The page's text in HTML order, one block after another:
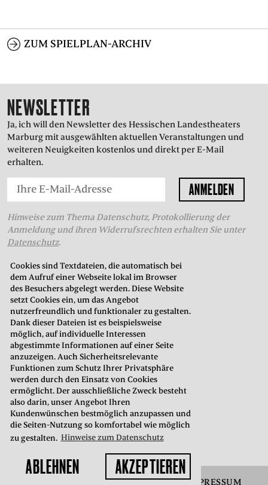
Cookies sind Textdateien, die automatisch bei
dem Aufruf einer Webseite lokal im Browser
des Besuchers abgelegt werden. Diese Website
setzt Cookies ein, um das Angebot
nutzerfreundlich und funktionaler zu gestalten.
Dank dieser Dateien ist es beispielsweise
möglich, auf individuelle Interessen
abgestimmte Informationen auf einer Seite
anzuzeigen. Auch Sicherheitsrelevante
Funktionen zum Schutz Ihrer Privatsphäre
werden durch den Einsatz von Cookies
ermöglicht. Der ausschließliche Zweck besteht
also darin, unser Angebot Ihren
Kundenwünschen bestmöglich anzupassen und
die Seiten-Nutzung so komfortabel wie möglich
zu gestalten. Hinweise zum Datenschutz
ABLEHNEN AKZEPTIEREN
ZUM SPIELPLAN-ARCHIV
NEWSLETTER
Ja, ich will den Newsletter des Hessischen Landestheaters
Marburg mit ausgewählten aktuellen Veranstaltungen und
weiteren Neuigkeiten kostenlos und direkt per E-Mail
erhalten.
Hinweise zum Thema Datenschutz, Protokollierung der
Anmeldung und ihren Widerrufsrechten erhalten Sie unter
Datenschutz.
THEATERKASSE
in der Oberstadt
Neustadt 7
35037 Marburg
Telefon: 06421. 99 02 70
E-Mail:kasse@hltm.de
Öffnungszeiten:
Montag bis Freitag: 10.00–18.00 Uhr
Samstag: 10.00–15.00 Uhr
BARRIEREFREIHEITDATENSCHUTZIMPRESSUM